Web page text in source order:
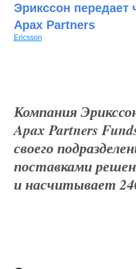
Эрикссон передает
Apax Partners
Ericsson
Компания
Apax Partners
своего
поставками
и насчитывает